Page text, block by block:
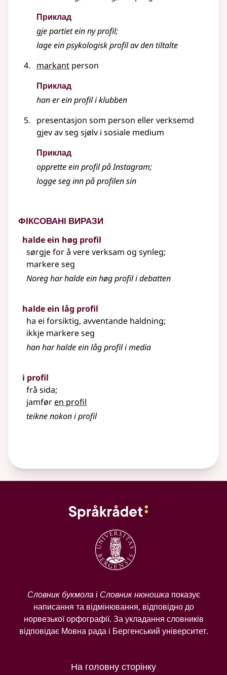
Приклад
gje partiet ein ny profil;
lage ein psykologisk profil av den tiltalte
markant person
Приклад
han er ein profil i klubben
presentasjon som person eller verksemd
gjev av seg sjølv i sosiale medium
Приклад
opprette ein profil på Instagram;
logge seg inn på profilen sin
Фіксовані вирази
halde ein høg profil
sørgje for å vere verksam og synleg;
markere seg
Noreg har halde ein høg profil i debatten
halde ein låg profil
ha ei forsiktig, avventande haldning;
ikkje markere seg
han har halde ein låg profil i media
i profil
frå sida;
jamføren profil
teikne nokon i profil
Словник букмолаі Словник нюношкапоказує
написання та відмінювання, відповідно до
норвезької орфографії. За укладання словників
відповідає Мовна рада і Бергенський університет.
На головну сторінку